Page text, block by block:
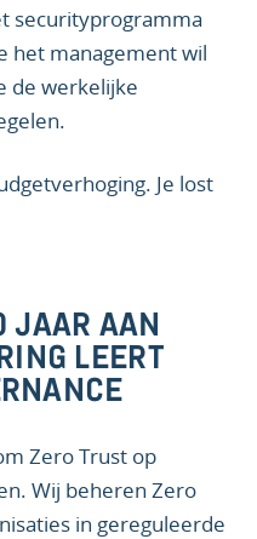
securityprogramma
het management wil
de werkelijke
Je lost
JAAR AAN
LEERT
Zero Trust op
Wij beheren Zero
in gereguleerde